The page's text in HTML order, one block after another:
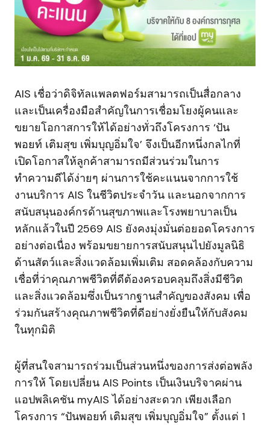
AIS เชื่อว่าดิจิทัลแพลตฟอร์มสามารถเป็นสื่อกลาง
และเป็นเครื่องมือสำคัญในการเชื่อมโยงผู้คนและ
ขยายโอกาสการให้ได้อย่างทั่วถึงโครงการ ‘ปัน
พอยท์ เติมสุข เพิ่มบุญอิ่มใจ’ จึงเป็นอีกหนึ่งกลไกที่
เปิดโอกาสให้ลูกค้าสามารถมีส่วนร่วมในการ
ทำความดีได้ง่ายๆ ผ่านการใช้คะแนนจากการใช้
งานบริการ AIS ในชีวิตประจำวัน และนอกจากการ
สนับสนุนองค์กรด้านสุขภาพและโรงพยาบาลเป็น
หลักแล้วในปี 2569 AIS ยังคงมุ่งมั่นต่อยอดโครงการ
อย่างต่อเนื่อง พร้อมขยายการสนับสนุนไปยังมูลนิธิ
ด้านสัตว์และสิ่งแวดล้อมเพิ่มเติม สอดคล้องกับความ
เชื่อที่ว่าคุณภาพชีวิตที่ดีต้องครอบคลุมถึงสิ่งมีชีวิต
และสิ่งแวดล้อมซึ่งเป็นรากฐานสำคัญของสังคม เพื่อ
ร่วมกันสร้างคุณภาพชีวิตที่ดีอย่างยั่งยืนให้กับสังคม
ในทุกมิติ
ผู้ที่สนใจสามารถร่วมเป็นส่วนหนึ่งของการส่งต่อพลัง
การให้ โดยเปลี่ยน AIS Points เป็นเงินบริจาคผ่าน
แอปพลิเคชัน myAIS ได้อย่างสะดวก เพียงเลือก
โครงการ “ปันพอยท์ เติมสุข เพิ่มบุญอิ่มใจ” ตั้งแต่ 1